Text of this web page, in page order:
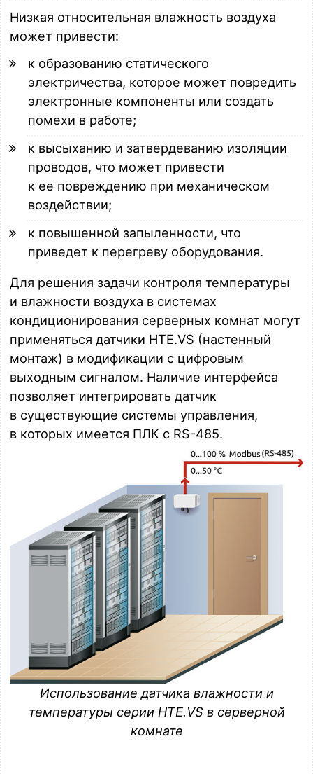
Низкая относительная влажность воздуха
может привести:
к образованию статического
электричества, которое может повредить
электронные компоненты или создать
помехи в работе;
к высыханию и затвердеванию изоляции
проводов, что может привести
к ее повреждению при механическом
воздействии;
к повышенной запыленности, что
приведет к перегреву оборудования.
Для решения задачи контроля температуры
и влажности воздуха в системах
кондиционирования серверных комнат могут
применяться датчики HTE.VS (настенный
монтаж) в модификации с цифровым
выходным сигналом. Наличие интерфейса
позволяет интегрировать датчик
в существующие системы управления,
в которых имеется ПЛК с RS-485.
Использование датчика влажности и
температуры серии HTE.VS в серверной
комнате